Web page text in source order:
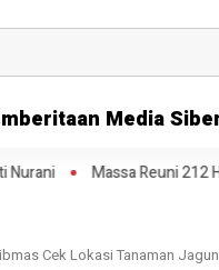
Media
212 Hanya Bisa Sampai
Cek Lokasi Tanaman